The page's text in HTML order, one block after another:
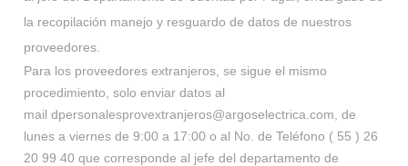
la recopilación manejo y resguardo de datos de nuestros
proveedores.
Para los proveedores extranjeros, se sigue el mismo
procedimiento, solo enviar datos al
mail dpersonalesprovextranjeros@argoselectrica.com , de
lunes a viernes de 9:00 a 17:00 o al No. de Teléfono ( 55 ) 26
20 99 40 que corresponde al jefe del departamento de